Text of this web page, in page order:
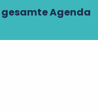
gesamte Agenda